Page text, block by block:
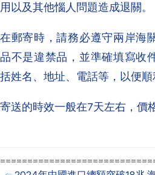
用以及其他惱人問題造成退關。
在郵寄時，請務必遵守兩岸海
品不是違禁品，並準確填寫收
括姓名、地址、電話等，以便順
寄送的時效一般在7天左右，價